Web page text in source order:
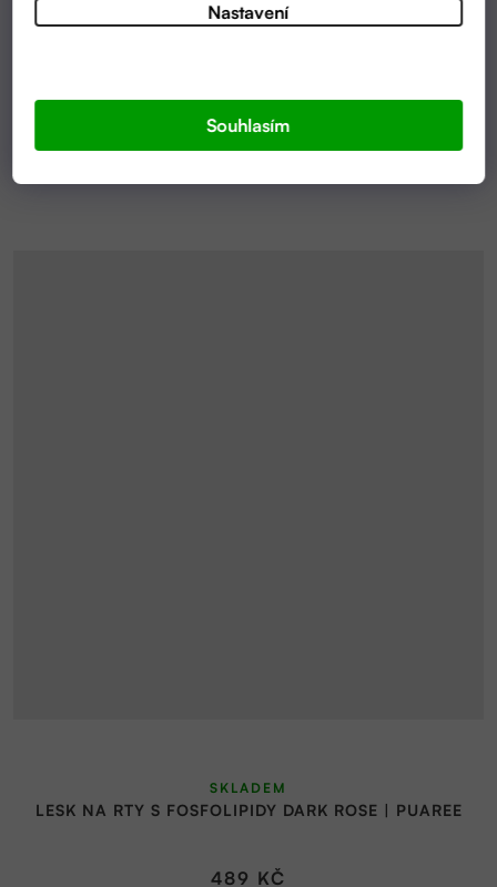
Nastavení
Souhlasím
PLEŤOVÉ SÉRUM MAGNOLIA & ALGAE | PUAREE
LESK NA RTY S FOSFOLIPIDY DARK ROSE | PUAREE
SKLADEM
489 KČ